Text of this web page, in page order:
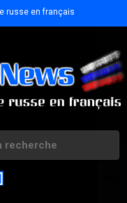
russe en français